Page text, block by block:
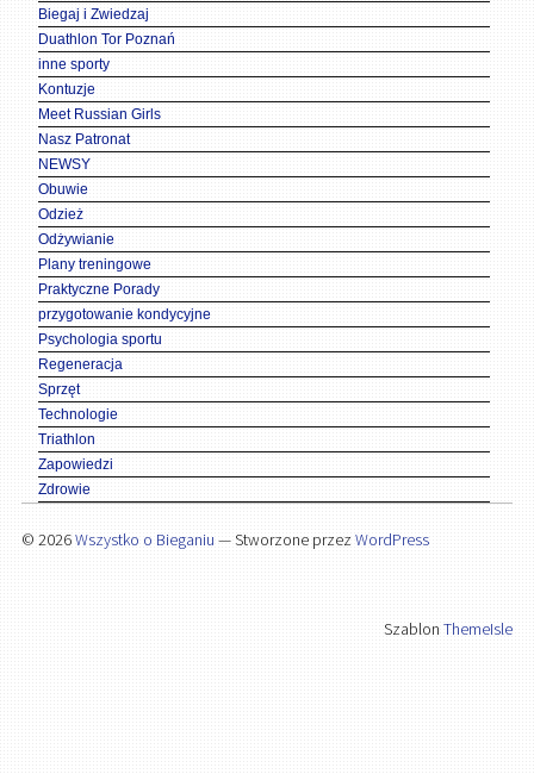
Biegaj i Zwiedzaj
Duathlon Tor Poznań
inne sporty
Kontuzje
Meet Russian Girls
Nasz Patronat
NEWSY
Obuwie
Odzież
Odżywianie
Plany treningowe
Praktyczne Porady
przygotowanie kondycyjne
Psychologia sportu
Regeneracja
Sprzęt
Technologie
Triathlon
Zapowiedzi
Zdrowie
© 2026Wszystko o Bieganiu — Stworzone przez WordPress
SzablonThemeIsle